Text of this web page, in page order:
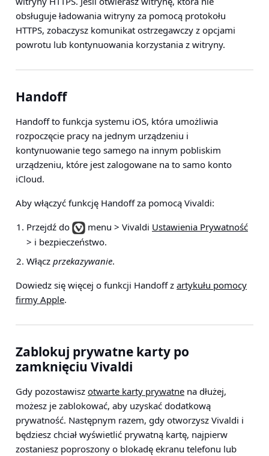
obsługuje ładowania witryny za pomocą protokołu
HTTPS, zobaczysz komunikat ostrzegawczy z opcjami
powrotu lub kontynuowania korzystania z witryny.
Handoff
Handoff to funkcja systemu iOS, która umożliwia
rozpoczęcie pracy na jednym urządzeniu i
kontynuowanie tego samego na innym pobliskim
urządzeniu, które jest zalogowane na to samo konto
iCloud.
Aby włączyć funkcję Handoff za pomocą Vivaldi:
Przejdź do
menu > Vivaldi Ustawienia Prywatność
> i bezpieczeństwo.
Włącz przekazywanie.
Dowiedz się więcej o funkcji Handoff z artykułu pomocy
firmy Apple.
Zablokuj prywatne karty po
zamknięciu Vivaldi
Gdy pozostawisz otwarte karty prywatne na dłużej,
możesz je zablokować, aby uzyskać dodatkową
prywatność. Następnym razem, gdy otworzysz Vivaldi i
będziesz chciał wyświetlić prywatną kartę, najpierw
zostaniesz poproszony o blokadę ekranu telefonu lub